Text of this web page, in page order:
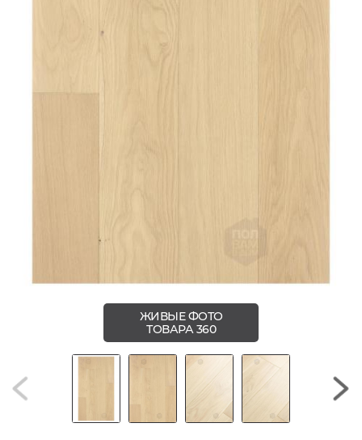
ЖИВЫЕ ФОТО
ТОВАРА 360